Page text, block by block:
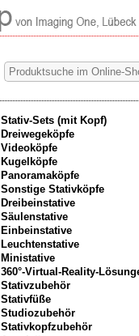
Stativ-Sets (mit Kopf)
Dreiwegeköpfe
Videoköpfe
Kugelköpfe
Panoramaköpfe
Sonstige Stativköpfe
Dreibeinstative
Säulenstative
Einbeinstative
Leuchtenstative
Ministative
360°-Virtual-Reality-
Stativzubehör
Stativfüße
Studiozubehör
Stativkopfzubehör